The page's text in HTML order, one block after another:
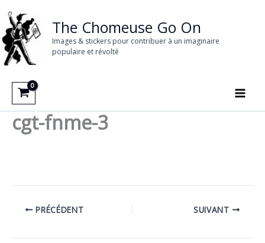
au
contenu
The Chomeuse Go On
Images & stickers pour contribuer à un imaginaire
populaire et révolté
cgt-fnme-3
PRÉCÉDENT SUIVANT